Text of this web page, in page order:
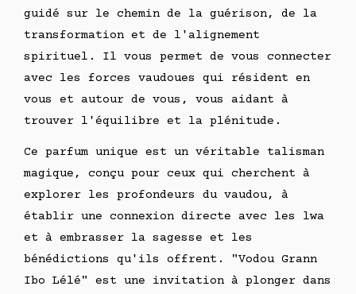
guidé sur le chemin de la guérison, de la
transformation et de l'alignement
spirituel. Il vous permet de vous connecter
avec les forces vaudoues qui résident en
vous et autour de vous, vous aidant à
trouver l'équilibre et la plénitude.
Ce parfum unique est un véritable talisman
magique, conçu pour ceux qui cherchent à
explorer les profondeurs du vaudou, à
établir une connexion directe avec les lwa
et à embrasser la sagesse et les
bénédictions qu'ils offrent. "Vodou Grann
Ibo Lélé" est une invitation à plonger dans